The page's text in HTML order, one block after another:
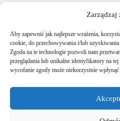
Zarządzaj
Aby zapewnić jak najlepsze wrażenia,
cookie, do przechowywania i/lub
Zgoda na te technologie pozwoli nam
przeglądania lub unikalne identyfikatory na
wycofanie zgody może niekorzystnie
E-mail:
Bezpośredni kontakt